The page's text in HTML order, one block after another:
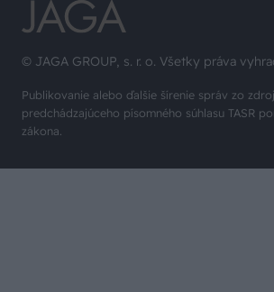
© JAGA GROUP, s. r. o. Všetky práva
Publikovanie alebo ďalšie šírenie správ zo
predchádzajúceho písomného súhlasu TASR
zákona.